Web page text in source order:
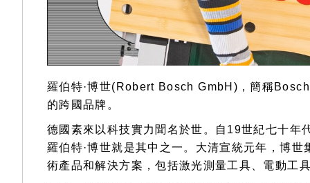
羅伯特·博世(Robert Bosch GmbH)，簡稱
的跨國品牌。
德國素來以科技實力聞名於世。自19世紀七十年
羅伯特·博世就是其中之一。大清宣統元年，博
術產品和解決方案，包括激光測量工具、電動工